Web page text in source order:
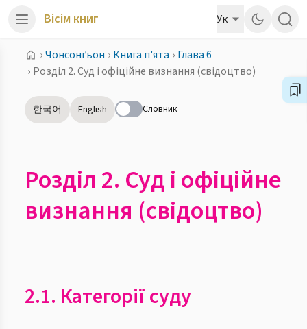
Вісім книг Ук
›Чонсонґьон › Книга п'ята › Глава 6
› Розділ 2. Суд і офіційне визнання (свідоцтво)
한국어 English Словник
Розділ 2. Суд і офіційне
визнання (свідоцтво)
2.1. Категорії суду